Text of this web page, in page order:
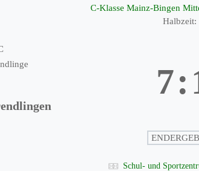
C-Klasse Mainz-Bingen
Halbzeit:
7:
Schul- und